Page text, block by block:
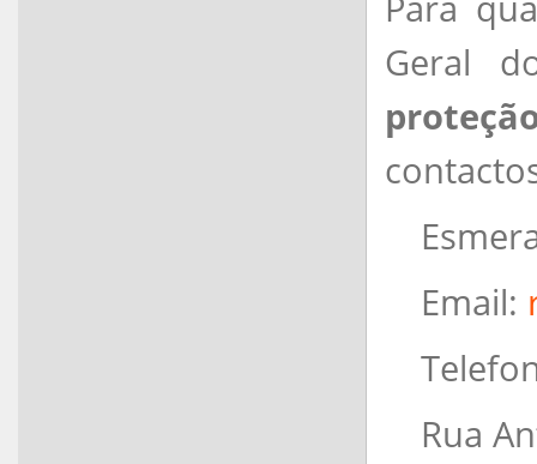
Geral
Email:
Rua